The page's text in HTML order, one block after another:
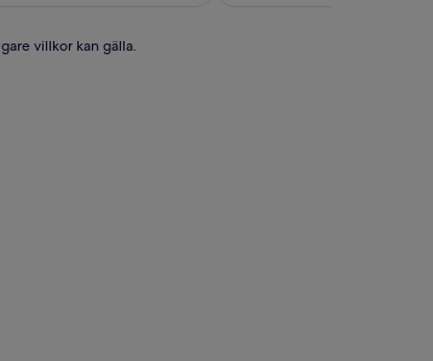
villkor kan gälla.